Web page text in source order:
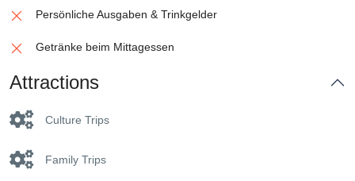
Persönliche Ausgaben & Trinkgelder
Getränke beim Mittagessen
Attractions
Culture Trips
Family Trips